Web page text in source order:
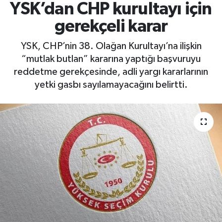
YSK’dan CHP kurultayı için
gerekçeli karar
YSK, CHP’nin 38. Olağan Kurultayı’na ilişkin
“mutlak butlan” kararına yaptığı başvuruyu
reddetme gerekçesinde, adli yargı kararlarının
yetki gasbı sayılamayacağını belirtti.